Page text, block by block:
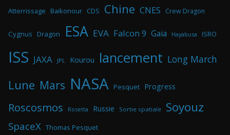
Atterrissage Baikonour CDS Chine CNES Crew Dragon
Cygnus Dragon ESA EVA Falcon 9 Gaia Hayabusa ISRO
ISS JAXA JPL Kourou lancement Long March
Lune Mars NASA Pesquet Progress
Roscosmos Rosetta Russie Sortie spatiale Soyouz
SpaceX Thomas Pesquet